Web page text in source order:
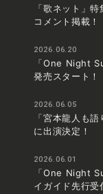
「歌ネット」
コメント掲載！
2026.06.20
「One Night
発売スタート！
2026.06.05
「宮本龍人も
に出演決定！
2026.06.01
「One Night
イガイド先行受